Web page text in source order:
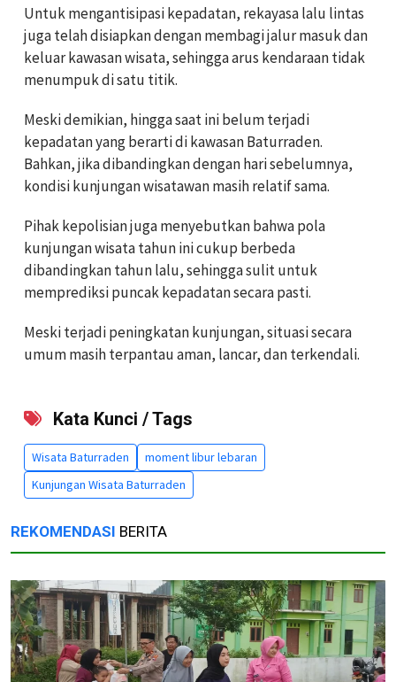
Untuk mengantisipasi kepadatan, rekayasa lalu lintas
juga telah disiapkan dengan membagi jalur masuk dan
keluar kawasan wisata, sehingga arus kendaraan tidak
menumpuk di satu titik.
Meski demikian, hingga saat ini belum terjadi
kepadatan yang berarti di kawasan Baturraden.
Bahkan, jika dibandingkan dengan hari sebelumnya,
kondisi kunjungan wisatawan masih relatif sama.
Pihak kepolisian juga menyebutkan bahwa pola
kunjungan wisata tahun ini cukup berbeda
dibandingkan tahun lalu, sehingga sulit untuk
memprediksi puncak kepadatan secara pasti.
Meski terjadi peningkatan kunjungan, situasi secara
umum masih terpantau aman, lancar, dan terkendali.
Kata Kunci / Tags
Wisata Baturraden
moment libur lebaran
Kunjungan Wisata Baturraden
REKOMENDASI BERITA